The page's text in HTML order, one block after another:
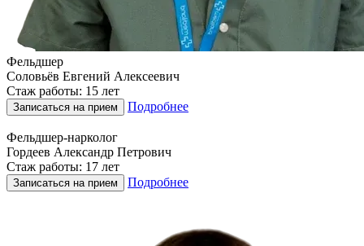
Фельдшер
Соловьёв Евгений Алексеевич
Стаж работы: 15 лет
Записаться на прием Подробнее
Фельдшер-нарколог
Гордеев Александр Петрович
Стаж работы: 17 лет
Записаться на прием Подробнее